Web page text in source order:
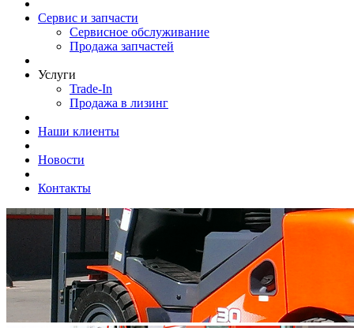
Сервис и запчасти
Сервисное обслуживание
Продажа запчастей
Услуги
Trade-In
Продажа в лизинг
Наши клиенты
Новости
Контакты